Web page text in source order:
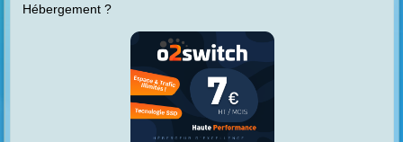
Hébergement ?